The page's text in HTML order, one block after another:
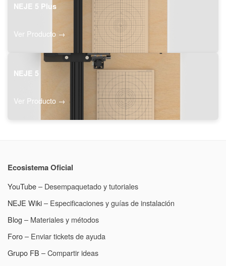
NEJE 5 Plus
Ver Producto →
NEJE 5
Ver Producto →
Ecosistema Oficial
YouTube– Desempaquetado y tutoriales
NEJE Wiki– Especificaciones y guías de instalación
Blog – Materiales y métodos
Foro– Enviar tickets de ayuda
Grupo FB – Compartir ideas